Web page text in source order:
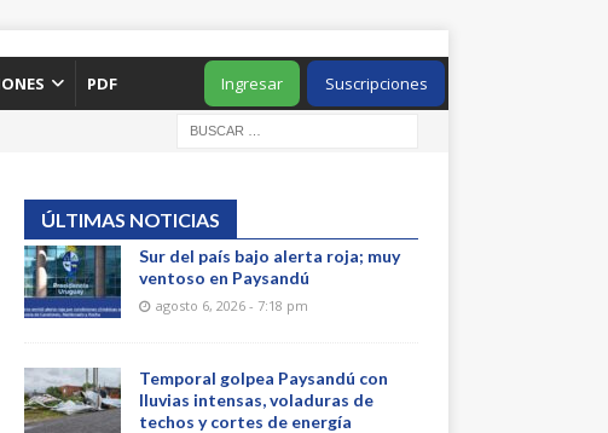
PDF Suscripciones
Ingresar
ÚLTIMAS NOTICIAS
Sur del país bajo alerta roja; muy
ventoso en Paysandú
agosto 6, 2026 - 7:18 pm
Temporal golpea Paysandú con
lluvias intensas, voladuras de
techos y cortes de energía